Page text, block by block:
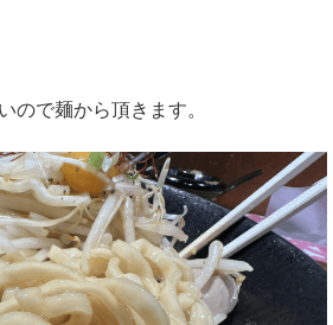
ので麺から頂きます。